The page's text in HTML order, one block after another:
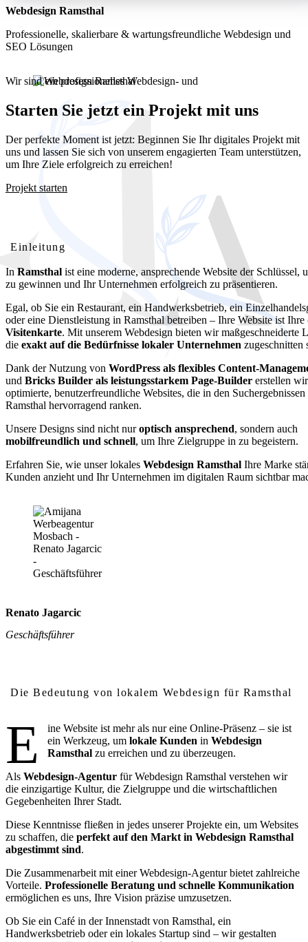
Webdesign Ramsthal
Professionelle, skalierbare & wartungsfreundliche Webdesign und
SEO Lösungen
Wir sind ein professionelles Webdesign- und
und kostengünstige Webdesignlösungen
Starten Sie jetzt ein Projekt mit uns
Der perfekte Moment ist jetzt: Beginnen Sie Ihr digitales Projekt mit
uns und lassen Sie sich von unserem engagierten Team unterstützen,
um Ihre Ziele erfolgreich zu erreichen!
Projekt starten
Webdesign Ramsthal: Ihre professionelle Website für lokalen
Einleitung
In Ramsthal ist eine moderne, ansprechende Website der Schlüssel,
zu gewinnen und Ihr Unternehmen erfolgreich zu präsentieren.
Egal, ob Sie ein Restaurant, ein Handwerksbetrieb, ein
oder eine Dienstleistung in Ramsthal betreiben – Ihre Website ist Ihre
Visitenkarte. Mit unserem Webdesign bieten wir maßgeschneiderte
die exakt auf die Bedürfnisse lokaler Unternehmen zugeschnitten
Dank der Nutzung von WordPress als flexibles Content-
und Bricks Builder als leistungsstarkem Page-Builder erstellen
optimierte, benutzerfreundliche Websites, die in den
Ramsthal hervorragend ranken.
Unsere Designs sind nicht nuroptisch ansprechend, sondern auch
mobilfreundlich und schnell, um Ihre Zielgruppe in zu begeistern.
Erfahren Sie, wie unser lokales Webdesign Ramsthal Ihre Marke
Kunden anzieht und Ihr Unternehmen im digitalen Raum sichtbar
Renato Jagarcic
Geschäftsführer
Die Bedeutung von lokalem Webdesign für Ramsthal
E
ine Website ist mehr als nur eine Online-Präsenz – sie ist
ein Werkzeug, um lokale Kunden in Webdesign
Ramsthal zu erreichen und zu überzeugen.
Als Webdesign-Agentur für Webdesign Ramsthal verstehen wir
die einzigartige Kultur, die Zielgruppe und die wirtschaftlichen
Gegebenheiten Ihrer Stadt.
Diese Kenntnisse fließen in jedes unserer Projekte ein, um Websites
zu schaffen, die perfekt auf den Markt in Webdesign Ramsthal
abgestimmt sind.
Die Zusammenarbeit mit einer Webdesign-Agentur bietet zahlreiche
Vorteile. Professionelle Beratung und schnelle Kommunikation
ermöglichen es uns, Ihre Vision präzise umzusetzen.
Ob Sie ein Café in der Innenstadt von Ramsthal, ein
Handwerksbetrieb oder ein lokales Startup sind – wir gestalten